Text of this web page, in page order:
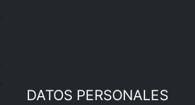
DATOS PERSONALES